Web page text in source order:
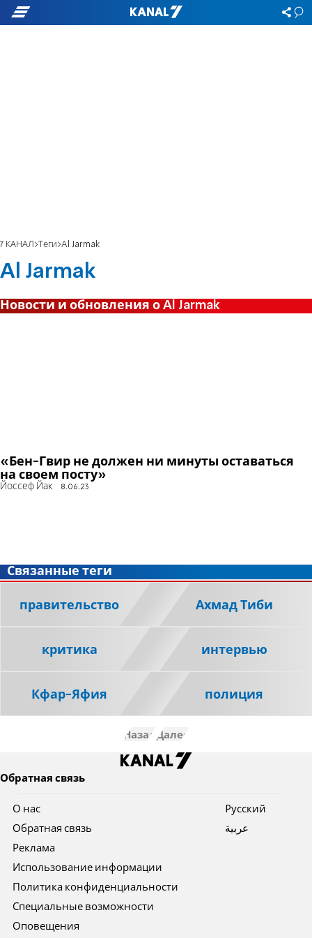
7 КАНАЛ Теги Al Jarmak
Al Jarmak
Новости и обновления о Al Jarmak
«Бен-Гвир не должен ни минуты оставаться
на своем посту»
Йоссеф Йак 8.06.23
Связанные теги
правительство Ахмад Тиби
критика интервью
Кфар-Яфия полиция
Назад Далее
Обратная связь
О нас
Обратная связь
Реклама
Использование информации
Политика конфиденциальности
Специальные возможности
Оповещения
Pусский
عربية